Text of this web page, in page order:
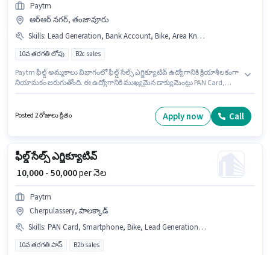
Paytm
ఆర్ఆర్ నగర్, తంజావూరు
Skills: Lead Generation, Bank Account, Bike, Area Knowledge, 2-Wheeler Driving Licence, PAN Card, Aadhar Card, Smartphone
10వ తరగతి లోపు B2c sales
Paytm ఫీల్డ్ అమ్మకాలు విభాగంలో ఫీల్డ్ సేల్స్ ఎగ్జిక్యూటివ్ ఉద్యోగానికి క్రియాశీలకంగా
నియామకం జరుగుతోంది. ఈ ఉద్యోగానికి ముఖ్యమైన డాక్యుమెంట్లు PAN Card,
ఉండటం ముఖ్యం. ఈ ఉద్యోగం 0 - 1 ఏళ్లు సంవత్సరాల అనుభవం ఉన్న వారికి కోసం,
నెల జీతం ₹40000 ఉంటుంది. ఈ ఉద్యోగానికి అర్హత పొందేందుకు అభ్యర్థికి Lead
Posted 2 రోజులు క్రితం Apply now Call
ఫీల్డ్ సేల్స్ ఎగ్జిక్యూటివ్
₹ 10,000 - 50,000per నెల
Paytm
Cherpulassery, పాలక్కాడ్
Skills: PAN Card, Smartphone, Bike, Lead Generation, Product Demo, Aadhar Card, Wiring, Bank Account, 2-Wheeler Driving Licence, Area Knowledge
10వ తరగతి పాస్ B2b sales